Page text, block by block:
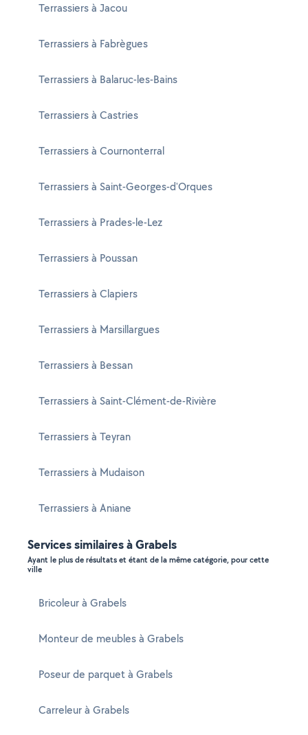
Terrassiers à Jacou
Terrassiers à Fabrègues
Terrassiers à Balaruc-les-Bains
Terrassiers à Castries
Terrassiers à Cournonterral
Terrassiers à Saint-Georges-d'Orques
Terrassiers à Prades-le-Lez
Terrassiers à Poussan
Terrassiers à Clapiers
Terrassiers à Marsillargues
Terrassiers à Bessan
Terrassiers à Saint-Clément-de-Rivière
Terrassiers à Teyran
Terrassiers à Mudaison
Terrassiers à Aniane
Services similaires à Grabels
Ayant le plus de résultats et étant de la même catégorie, pour cette
ville
Bricoleur à Grabels
Monteur de meubles à Grabels
Poseur de parquet à Grabels
Carreleur à Grabels